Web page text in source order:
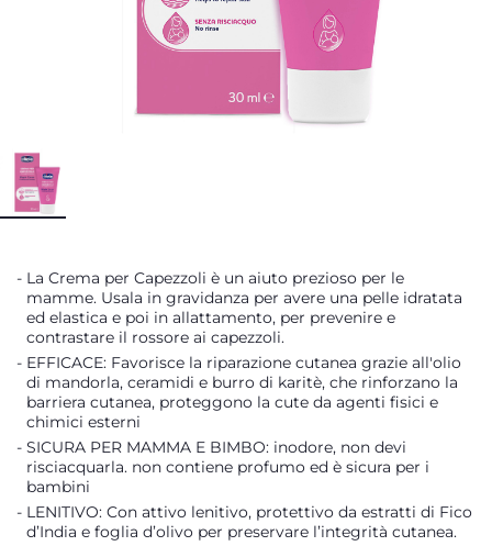
La Crema per Capezzoli è un aiuto prezioso per le
mamme. Usala in gravidanza per avere una pelle idratata
ed elastica e poi in allattamento, per prevenire e
contrastare il rossore ai capezzoli.
EFFICACE: Favorisce la riparazione cutanea grazie all'olio
di mandorla, ceramidi e burro di karitè, che rinforzano la
barriera cutanea, proteggono la cute da agenti fisici e
chimici esterni
SICURA PER MAMMA E BIMBO: inodore, non devi
risciacquarla. non contiene profumo ed è sicura per i
bambini
LENITIVO: Con attivo lenitivo, protettivo da estratti di Fico
d’India e foglia d’olivo per preservare l’integrità cutanea.